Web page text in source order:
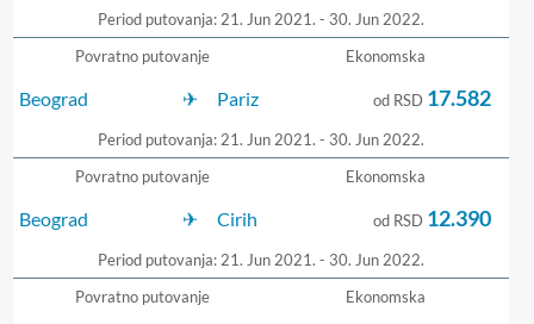
Period putovanja: 21. Jun 2021. - 30. Jun 2022.
Povratno putovanje
Beograd Pariz
Ekonomska
Period putovanja: 21. Jun 2021. - 30. Jun 2022.
od RSD 17.582
Povratno putovanje
Beograd Cirih
Ekonomska
Period putovanja: 21. Jun 2021. - 30. Jun 2022.
od RSD 12.390
Povratno putovanje Ekonomska